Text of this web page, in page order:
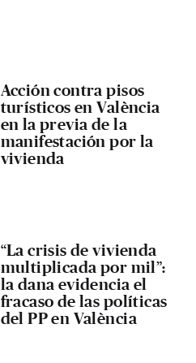
Acción contra pisos
turísticos en València
en la previa de la
manifestación por la
vivienda
“La crisis de vivienda
multiplicada por mil”:
la dana evidencia el
fracaso de las políticas
del PP en València